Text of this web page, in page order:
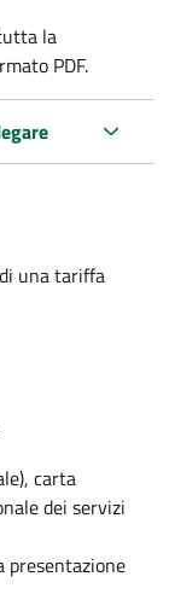
la
PDF.
una tariffa
carta
dei servizi
presentazione